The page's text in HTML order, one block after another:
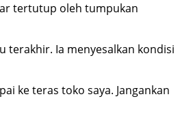
tertutup oleh tumpukan
terakhir. Ia menyesalkan kondisi
ke teras toko saya. Jangankan